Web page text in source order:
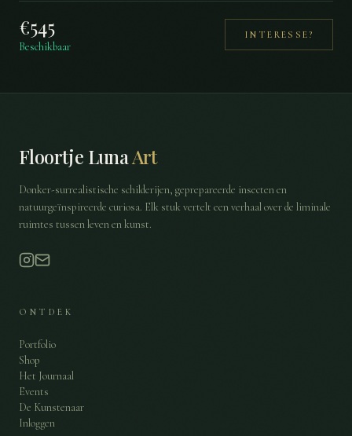
€545
Beschikbaar
INTERESSE?
Floortje Luna Art
Donker-surrealistische schilderijen, geprepareerde insecten en
natuurgeïnspireerde curiosa. Elk stuk vertelt een verhaal over de liminale
ruimtes tussen leven en kunst.
ONTDEK
Portfolio
Shop
Het Journaal
Events
De Kunstenaar
Inloggen